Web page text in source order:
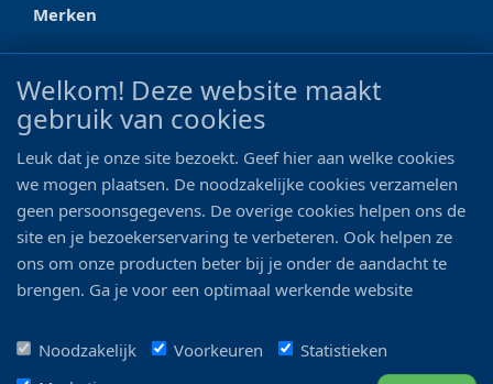
Merken
CONTACT
Ootmarsumseweg 125a
0546 - 622 990
06 - 11 19 81 42
info@bo-vis.nl
Welkom! Deze website maakt
gebruik van cookies
Leuk dat je onze site bezoekt. Geef hier aan welke cookies
we mogen plaatsen. De noodzakelijke cookies verzamelen
geen persoonsgegevens. De overige cookies helpen ons de
site en je bezoekerservaring te verbeteren. Ook helpen ze
ons om onze producten beter bij je onder de aandacht te
brengen. Ga je voor een optimaal werkende website
Noodzakelijk
Voorkeuren
Statistieken